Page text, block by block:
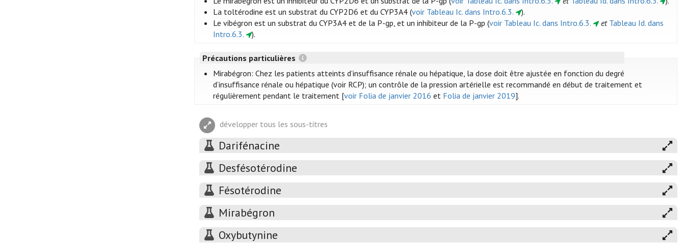
La toltérodine est un substrat du CYP2D6 et du CYP3A4 (voir Tableau Ic. dans Intro.6.3.
).
Le vibégron est un substrat du CYP3A4 et de la P-gp, et un inhibiteur de la P-gp (voir Tableau Ic. dans Intro.6.3. et Tableau Id. dans
Intro.6.3.
).
Précautions particulières
Mirabégron: Chez les patients atteints d’insuffisance rénale ou hépatique, la dose doit être ajustée en fonction du degré
d’insuffisance rénale ou hépatique (voir RCP); un contrôle de la pression artérielle est recommandé en début de traitement et
régulièrement pendant le traitement [voir Folia de janvier 2016 et Folia de janvier 2019].
développer tous les sous-titres
Darifénacine
Desfésotérodine
Fésotérodine
Mirabégron
Oxybutynine